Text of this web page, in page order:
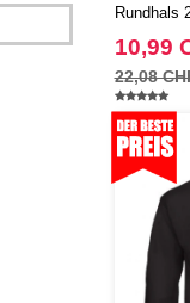
Rundhals
10,99
22,08